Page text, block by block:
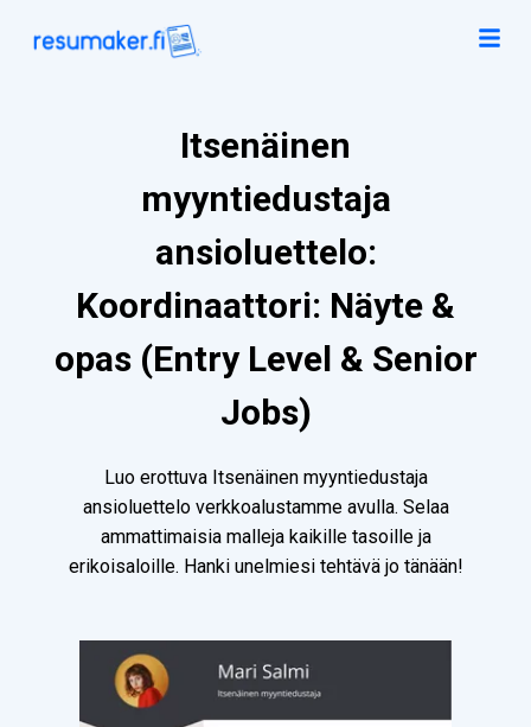
Itsenäinen
myyntiedustaja
ansioluettelo:
Koordinaattori: Näyte &
opas (Entry Level & Senior
Jobs)
Luo erottuva Itsenäinen myyntiedustaja
ansioluettelo verkkoalustamme avulla. Selaa
ammattimaisia malleja kaikille tasoille ja
erikoisaloille. Hanki unelmiesi tehtävä jo tänään!